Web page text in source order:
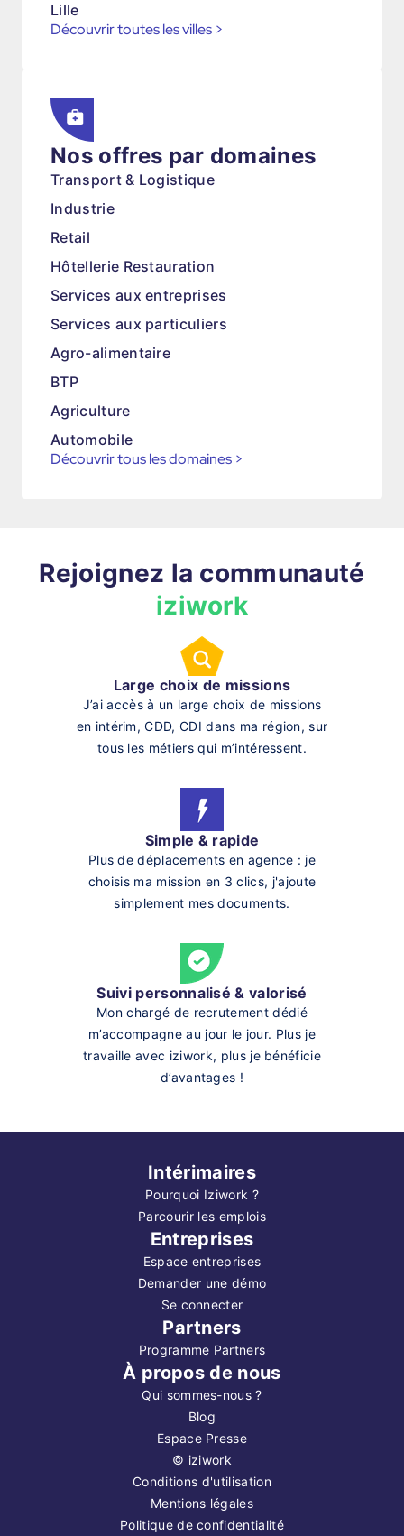
Lille
Découvrir toutes les villes >
Nos offres par domaines
Transport & Logistique
Industrie
Retail
Hôtellerie Restauration
Services aux entreprises
Services aux particuliers
Agro-alimentaire
BTP
Agriculture
Automobile
Découvrir tous les domaines >
Rejoignez la communauté
iziwork
Large choix de missions
J’ai accès à un large choix de missions
en intérim, CDD, CDI dans ma région, sur
tous les métiers qui m’intéressent.
Simple & rapide
Plus de déplacements en agence : je
choisis ma mission en 3 clics, j'ajoute
simplement mes documents.
Suivi personnalisé & valorisé
Mon chargé de recrutement dédié
m’accompagne au jour le jour. Plus je
travaille avec iziwork, plus je bénéficie
d’avantages !
Intérimaires
Pourquoi Iziwork ?
Parcourir les emplois
Entreprises
Espace entreprises
Demander une démo
Se connecter
Partners
Programme Partners
À propos de nous
Qui sommes-nous ?
Blog
Espace Presse
© iziwork
Conditions d'utilisation
Mentions légales
Politique de confidentialité